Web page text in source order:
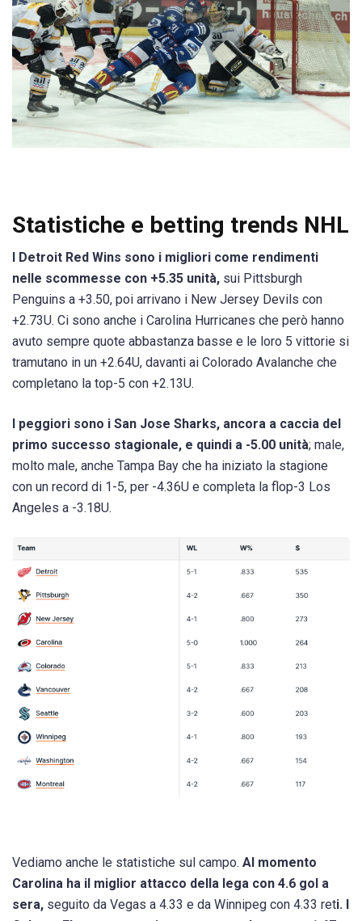
Statistiche e betting trends NHL
I Detroit Red Wins sono i migliori come rendimenti
nelle scommesse con +5.35 unità, sui Pittsburgh
Penguins a +3.50, poi arrivano i New Jersey Devils con
+2.73U. Ci sono anche i Carolina Hurricanes che però hanno
avuto sempre quote abbastanza basse e le loro 5 vittorie si
tramutano in un +2.64U, davanti ai Colorado Avalanche che
completano la top-5 con +2.13U.
I peggiori sono i San Jose Sharks, ancora a caccia del
primo successo stagionale, e quindi a -5.00 unità; male,
molto male, anche Tampa Bay che ha iniziato la stagione
con un record di 1-5, per -4.36U e completa la flop-3 Los
Angeles a -3.18U.
Vediamo anche le statistiche sul campo. Al momento
Carolina ha il miglior attacco della lega con 4.6 gol a
sera, seguito da Vegas a 4.33 e da Winnipeg con 4.33 reti. I